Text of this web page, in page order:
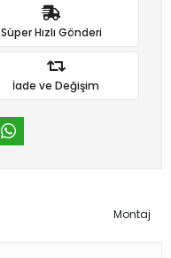
Süper Hızlı Gönderi
İade ve Değişim
Montaj